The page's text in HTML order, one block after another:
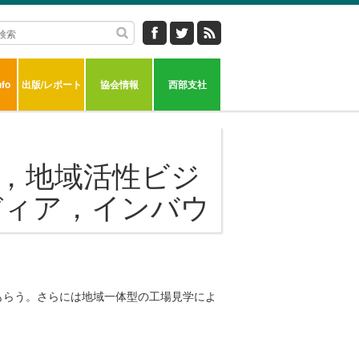
出版/レポート 協会情報 西部支社
地域活性ビジ
ア，インバウ
う。さらには地域一体型の工場見学によ